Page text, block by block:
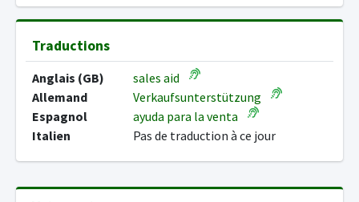
Traductions
Anglais (GB)
sales aid
Allemand
Verkaufsunterstützung
Espagnol
ayuda para la venta
Italien
Pas de traduction à ce jour